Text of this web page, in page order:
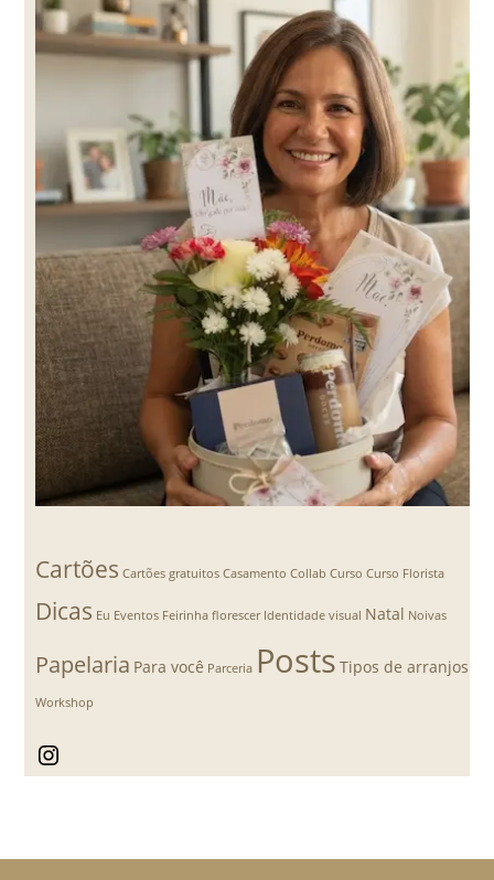
Cartões Cartões gratuitos Casamento Collab Curso Curso Florista
Dicas Eu Eventos Feirinha florescer Identidade visual Natal Noivas
Papelaria Para você Parceria Posts Tipos de arranjos
Workshop